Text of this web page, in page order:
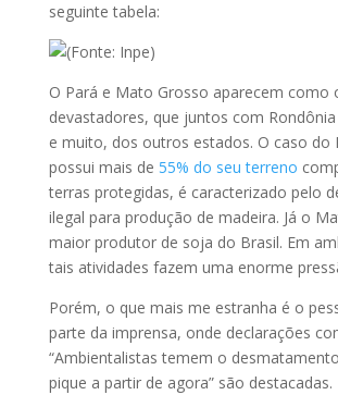
seguinte tabela:
O Pará e Mato Grosso aparecem como
devastadores, que juntos com
e muito, dos outros estados. O caso do
possui mais de 55% do seu terreno
terras protegidas, é caracterizado pelo
ilegal para produção de madeira. Já o
maior produtor de soja do Brasil. Em
tais atividades fazem uma enorme
Porém, o que mais me estranha é o
parte da imprensa, onde declarações
“Ambientalistas temem o
pique a partir de agora” são destacadas.